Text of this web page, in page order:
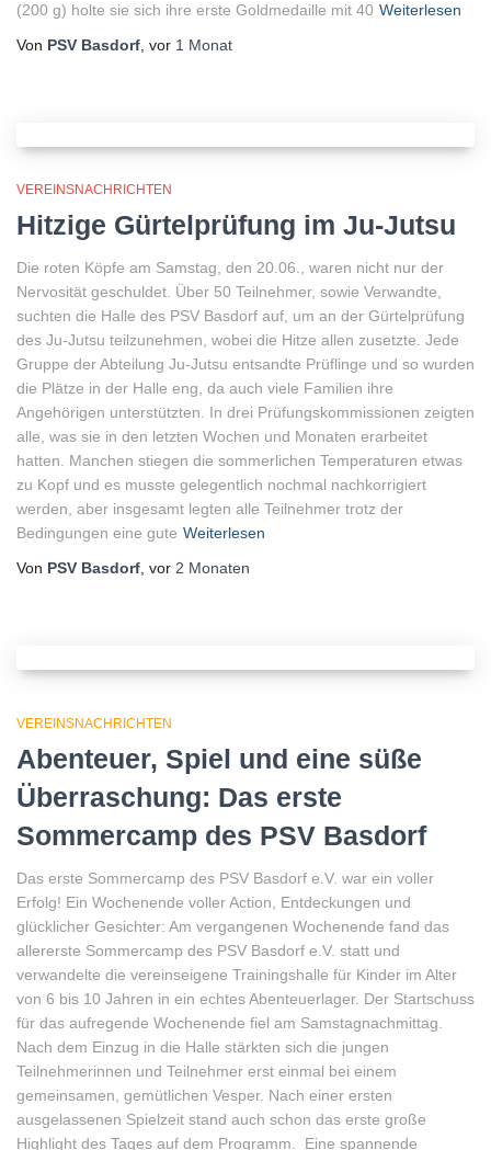
(200 g) holte sie sich ihre erste Goldmedaille mit 40 Weiterlesen
Von PSV Basdorf , vor 1 Monat
VEREINSNACHRICHTEN
Hitzige Gürtelprüfung im Ju-Jutsu
Die roten Köpfe am Samstag, den 20.06., waren nicht nur der
Nervosität geschuldet. Über 50 Teilnehmer, sowie Verwandte,
suchten die Halle des PSV Basdorf auf, um an der Gürtelprüfung
des Ju-Jutsu teilzunehmen, wobei die Hitze allen zusetzte. Jede
Gruppe der Abteilung Ju-Jutsu entsandte Prüflinge und so wurden
die Plätze in der Halle eng, da auch viele Familien ihre
Angehörigen unterstützten. In drei Prüfungskommissionen zeigten
alle, was sie in den letzten Wochen und Monaten erarbeitet
hatten. Manchen stiegen die sommerlichen Temperaturen etwas
zu Kopf und es musste gelegentlich nochmal nachkorrigiert
werden, aber insgesamt legten alle Teilnehmer trotz der
Bedingungen eine gute Weiterlesen
Von PSV Basdorf , vor 2 Monaten
VEREINSNACHRICHTEN
Abenteuer, Spiel und eine süße
Überraschung: Das erste
Sommercamp des PSV Basdorf
Das erste Sommercamp des PSV Basdorf e.V. war ein voller
Erfolg! Ein Wochenende voller Action, Entdeckungen und
glücklicher Gesichter: Am vergangenen Wochenende fand das
allererste Sommercamp des PSV Basdorf e.V. statt und
verwandelte die vereinseigene Trainingshalle für Kinder im Alter
von 6 bis 10 Jahren in ein echtes Abenteuerlager. Der Startschuss
für das aufregende Wochenende fiel am Samstagnachmittag.
Nach dem Einzug in die Halle stärkten sich die jungen
Teilnehmerinnen und Teilnehmer erst einmal bei einem
gemeinsamen, gemütlichen Vesper. Nach einer ersten
ausgelassenen Spielzeit stand auch schon das erste große
Highlight des Tages auf dem Programm. Eine spannende